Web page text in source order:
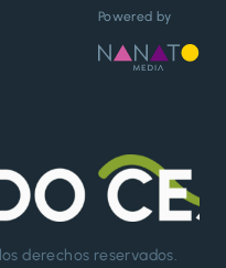
Powered by
derechos reservados.